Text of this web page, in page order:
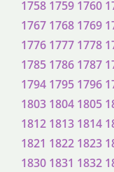
1758 1759 1760
1767 1768 1769
1776 1777 1778
1785 1786 1787
1794 1795 1796
1803 1804 1805
1812 1813 1814
1821 1822 1823
1830 1831 1832